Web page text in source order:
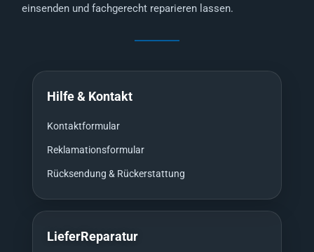
einsenden und fachgerecht reparieren lassen.
Hilfe & Kontakt
Kontaktformular
Reklamationsformular
Rücksendung & Rückerstattung
LieferReparatur